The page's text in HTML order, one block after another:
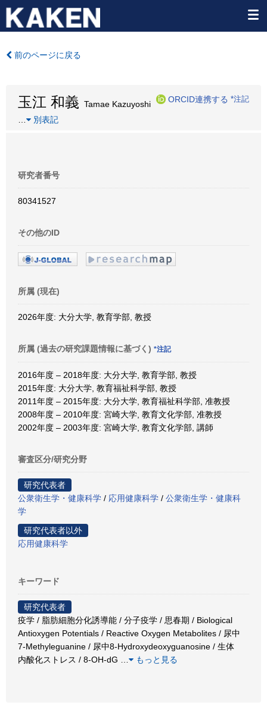
前のページに戻る
玉江 和義 Tamae Kazuyoshi
ORCID連携する *注記
別表記
研究者番号
80341527
その他のID
所属 (現在)
2026年度: 大分大学, 教育学部, 教授
所属 (過去の研究課題情報に基づく) *注記
2016年度 – 2018年度: 大分大学, 教育学部, 教授
2015年度: 大分大学, 教育福祉科学部, 教授
2011年度 – 2015年度: 大分大学, 教育福祉科学部, 准教授
2008年度 – 2010年度: 宮崎大学, 教育文化学部, 准教授
2002年度 – 2003年度: 宮崎大学, 教育文化学部, 講師
審査区分/研究分野
研究代表者
公衆衛生学・健康科学 / 応用健康科学 / 公衆衛生学・健康科
学
研究代表者以外
応用健康科学
キーワード
研究代表者
疫学 / 脂肪細胞分化誘導能 / 分子疫学 / 思春期 / Biological
Antioxygen Potentials / Reactive Oxygen Metabolites / 尿中
7-Methyleguanine / 尿中8-Hydroxydeoxyguanosine / 生体
内酸化ストレス / 8-OH-dG
もっと見る